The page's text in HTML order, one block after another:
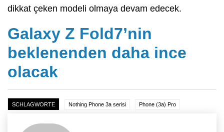
dikkat çeken modeli olmaya devam edecek.
Galaxy Z Fold7’nin
beklenenden daha ince
olacak
SCHLAGWORTE Nothing Phone 3a serisi Phone (3a) Pro